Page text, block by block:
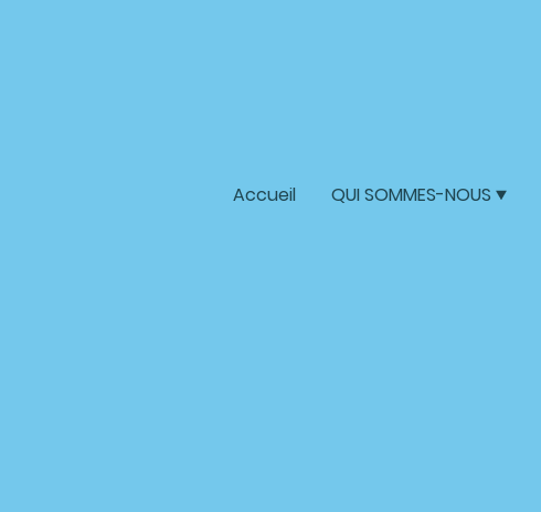
Accueil QUI SOMMES-NOUS